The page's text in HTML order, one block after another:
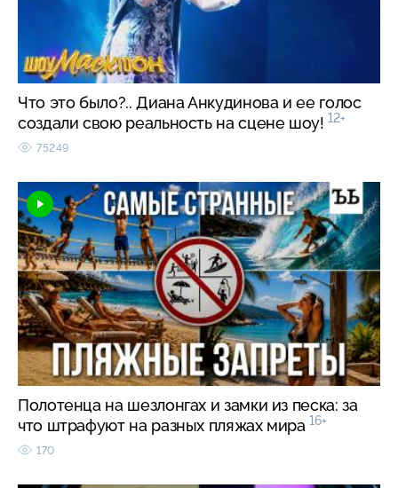
Что это было?.. Диана Анкудинова и ее голос
создали свою реальность на сцене шоу! 12+
75249
Полотенца на шезлонгах и замки из песка: за
что штрафуют на разных пляжах мира 16+
170